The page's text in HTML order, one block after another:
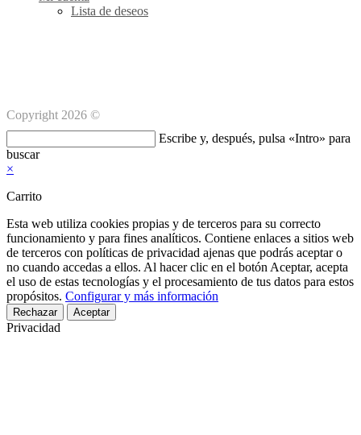
Lista de deseos
Copyright 2026 ©
en
esta
Escribe y, después, pulsa «Intro» para
buscar
×
Carrito
Esta web utiliza cookies propias y de terceros para su correcto
funcionamiento y para fines analíticos. Contiene enlaces a sitios web
de terceros con políticas de privacidad ajenas que podrás aceptar o
no cuando accedas a ellos. Al hacer clic en el botón Aceptar, acepta
el uso de estas tecnologías y el procesamiento de tus datos para estos
propósitos. Configurar y más información
Rechazar Aceptar
Privacidad